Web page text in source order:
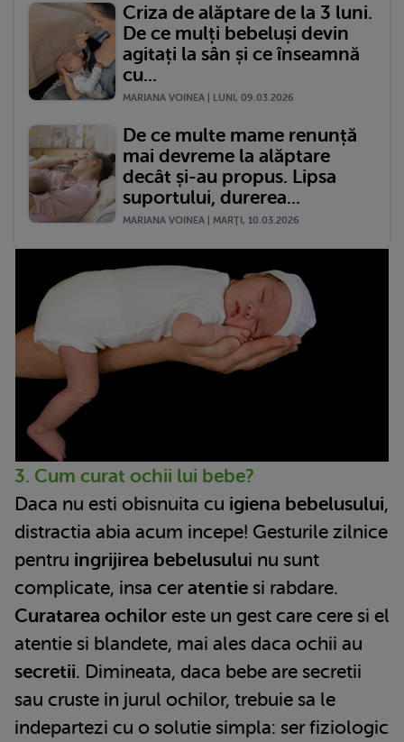
Criza de alăptare de la 3 luni.
De ce mulți bebeluși devin
agitați la sân și ce înseamnă
cu...
MARIANA VOINEA | LUNI, 09.03.2026
De ce multe mame renunță
mai devreme la alăptare
decât și-au propus. Lipsa
suportului, durerea...
MARIANA VOINEA | MARŢI, 10.03.2026
3. Cum curat ochii lui bebe?
Daca nu esti obisnuita cu igiena bebelusului,
distractia abia acum incepe! Gesturile zilnice
pentru ingrijirea bebelusului nu sunt
complicate, insa ceratentie si rabdare.
Curatarea ochilor este un gest care cere si el
atentie si blandete, mai ales daca ochii au
secretii. Dimineata, daca bebe are secretii
sau cruste in jurul ochilor, trebuie sa le
indepartezi cu o solutie simpla: ser fiziologic